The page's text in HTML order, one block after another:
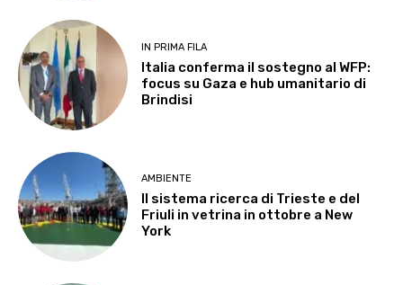
IN PRIMA FILA
Italia conferma il sostegno al WFP:
focus su Gaza e hub umanitario di
Brindisi
AMBIENTE
Il sistema ricerca di Trieste e del
Friuli in vetrina in ottobre a New
York